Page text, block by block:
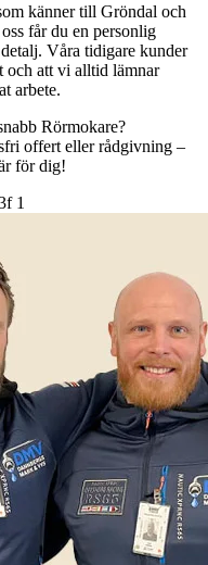
känner till Gröndal och
får du en personlig
Våra tidigare kunder
och att vi alltid lämnar
arbete.
Rörmokare?
offert eller rådgivning –
för dig!